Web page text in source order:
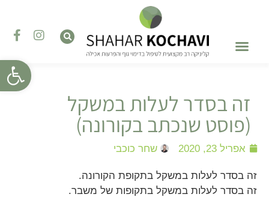
זה בסדר לעלות במשקל
(פוסט שנכתב בקורונה)
אפריל 23, 2020 שחר כוכבי
זה בסדר לעלות במשקל בתקופת הקורונה.
זה בסדר לעלות במשקל בתקופות של משבר.
פתח